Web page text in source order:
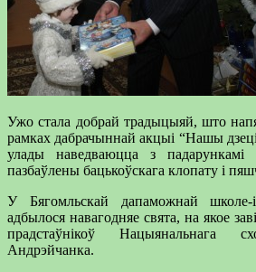
Ужо стала добрай традыцыяй, што
рамках дабрачыннай акцыі “Нашы
улады наведваюцца з
пазбаўлены бацькоўскага клопату і
У Бягомльскай дапаможнай школе-
адбылося навагодняе свята, на якое
прадстаўнікоў Нацыянальнага
Андрэйчанка.